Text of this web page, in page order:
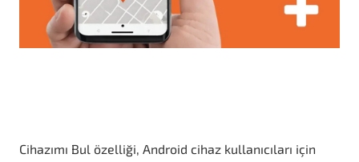
Cihazımı Bul özelliği, Android cihaz kullanıcıları için